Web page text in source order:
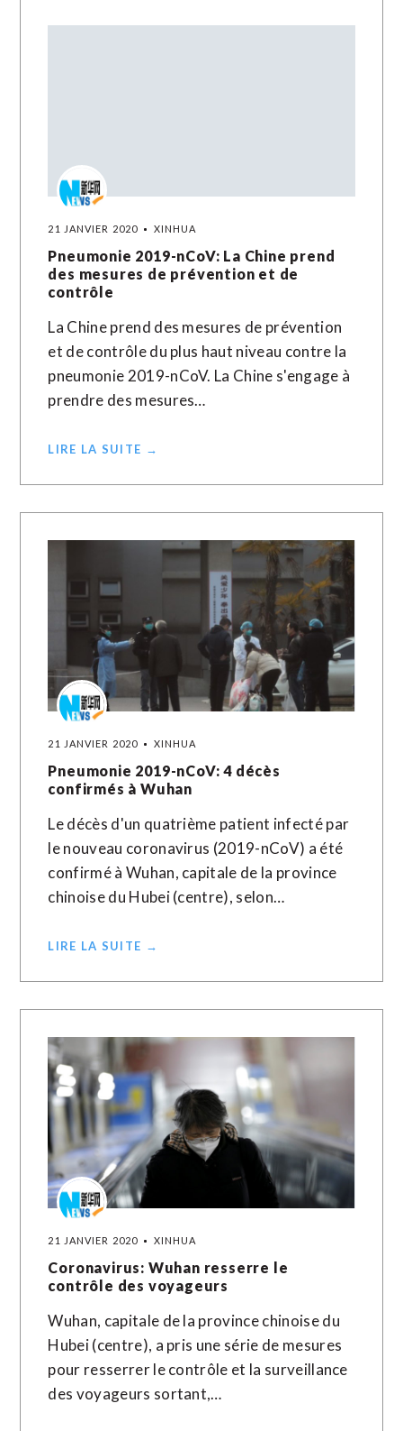
21 JANVIER 2020 XINHUA
Pneumonie 2019-nCoV: La Chine prend
des mesures de prévention et de
contrôle
La Chine prend des mesures de prévention
et de contrôle du plus haut niveau contre la
pneumonie 2019-nCoV. La Chine s'engage à
prendre des mesures…
LIRE LA SUITE →
21 JANVIER 2020 XINHUA
Pneumonie 2019-nCoV: 4 décès
confirmés à Wuhan
Le décès d'un quatrième patient infecté par
le nouveau coronavirus (2019-nCoV) a été
confirmé à Wuhan, capitale de la province
chinoise du Hubei (centre), selon…
LIRE LA SUITE →
21 JANVIER 2020 XINHUA
Coronavirus: Wuhan resserre le
contrôle des voyageurs
Wuhan, capitale de la province chinoise du
Hubei (centre), a pris une série de mesures
pour resserrer le contrôle et la surveillance
des voyageurs sortant,…